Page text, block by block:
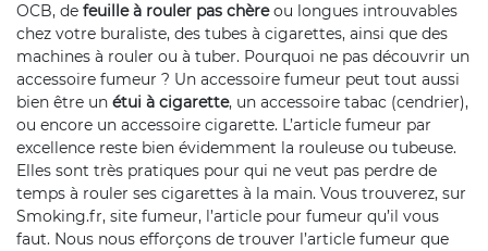
OCB, de feuille à rouler pas chèreou longues introuvables
chez votre buraliste, des tubes à cigarettes, ainsi que des
machines à rouler ou à tuber. Pourquoi ne pas découvrir un
accessoire fumeur ? Un accessoire fumeur peut tout aussi
bien être un étui à cigarette, un accessoire tabac (cendrier),
ou encore un accessoire cigarette. L’article fumeur par
excellence reste bien évidemment la rouleuse ou tubeuse.
Elles sont très pratiques pour qui ne veut pas perdre de
temps à rouler ses cigarettes à la main. Vous trouverez, sur
Smoking.fr, site fumeur, l’article pour fumeur qu’il vous
faut. Nous nous efforçons de trouver l’article fumeur que